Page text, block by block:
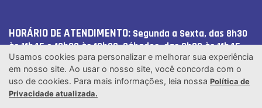
HORÁRIO DE ATENDIMENTO: Segunda a Sexta, das 8h30
às 11h45 e 13h30 às 18h20. Sábados, das 8h30 às 11h45.
Macro Madeiras Ltda - © Todos os direitos reservados. Desenvolvido por
Usamos cookies para personalizar e melhorar sua experiência
em nosso site. Ao usar o nosso site, você concorda com o
uso de cookies. Para mais informações, leia nossa Política de
Privacidade atualizada.